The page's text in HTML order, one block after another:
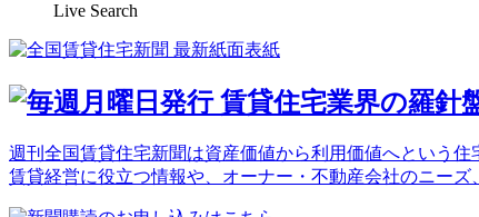
Live Search
週刊全国賃貸住宅新聞は資産価値から利用価値へという
賃貸経営に役立つ情報や、オーナー・不動産会社のニー